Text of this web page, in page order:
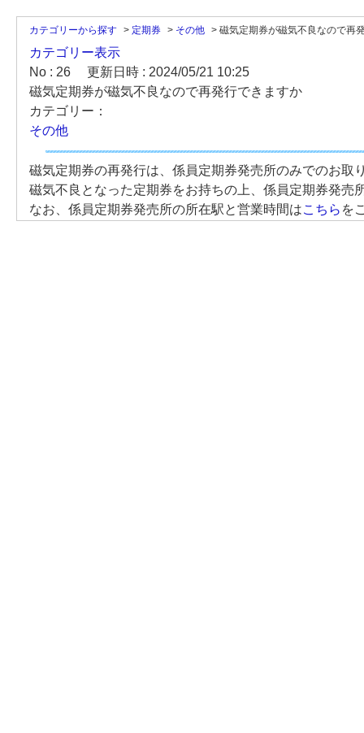
カテゴリーから探す > 定期券 > その他 > 磁気定期券が磁気不良なので再
カテゴリー表示
No : 26
更新日時 : 2024/05/21 10:25
磁気定期券が磁気不良なので再発行できますか
カテゴリー：
その他
磁気定期券の再発行は、係員定期券発売所のみでのお取
磁気不良となった定期券をお持ちの上、係員定期券発売
なお、係員定期券発売所の所在駅と営業時間はこちら を